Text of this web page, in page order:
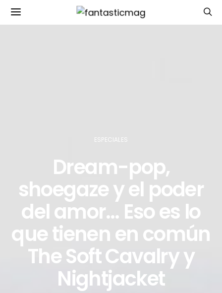
ESPECIALES
Dream-pop,
shoegaze y el poder
del amor… Eso es lo
que tienen en común
The Soft Cavalry y
Nightjacket